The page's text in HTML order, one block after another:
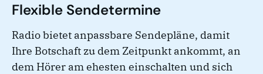
Flexible Sendetermine
Radio bietet anpassbare Sendepläne, damit
Ihre Botschaft zu dem Zeitpunkt ankommt, an
dem Hörer am ehesten einschalten und sich